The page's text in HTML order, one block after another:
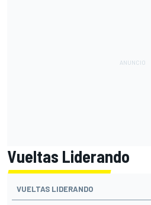
Vueltas Liderando
VUELTAS LIDERANDO